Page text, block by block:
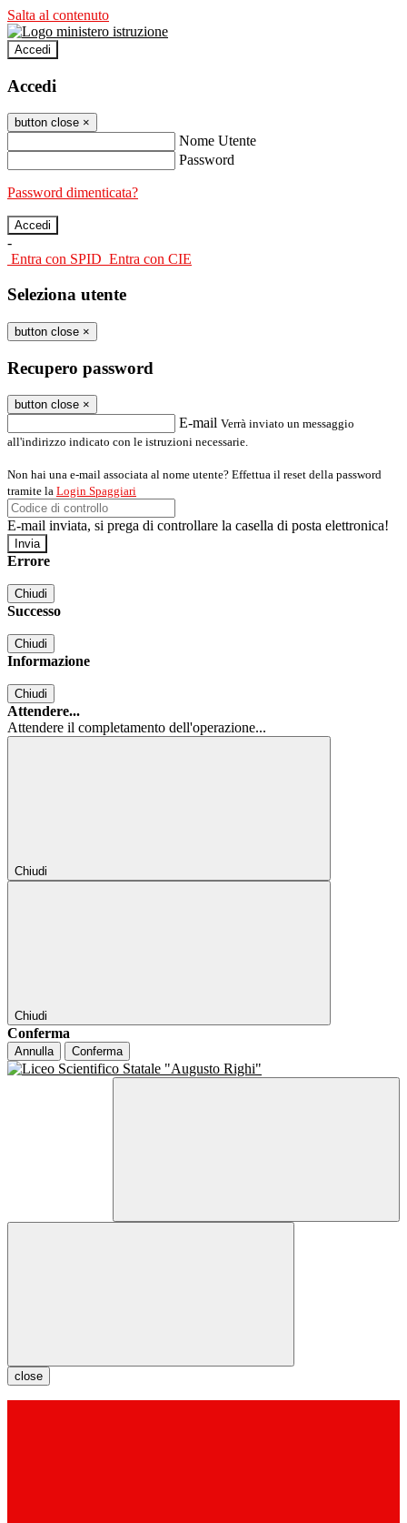
Salta al contenuto
Accedi
Accedi
button close ×
Nome Utente
Password
Password dimenticata?
-
Entra con SPID Entra con CIE
Seleziona utente
button close ×
Recupero password
button close ×
E-mail Verrà inviato un messaggio
all'indirizzo indicato con le istruzioni necessarie.
Non hai una e-mail associata al nome utente? Effettua il reset della password
tramite la Login Spaggiari
E-mail inviata, si prega di controllare la casella di posta elettronica!
Errore
Chiudi
Successo
Chiudi
Informazione
Chiudi
Attendere...
Attendere il completamento dell'operazione...
Chiudi
Chiudi
Conferma
Annulla Conferma
close